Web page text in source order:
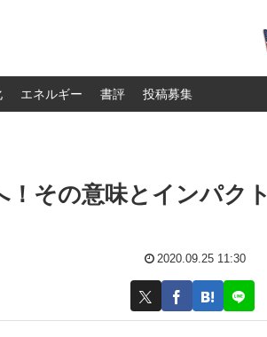
エネルギー 書評 投稿募集
！その意味とインパクト
2020.09.25 11:30